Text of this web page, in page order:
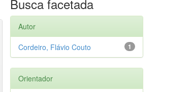
Busca facetada
Autor
1
Cordeiro, Flávio Couto
Orientador